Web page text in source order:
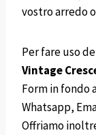
vostro arredo
Per fare uso
Vintage
Form in fondo
Whatsapp,
Offriamo